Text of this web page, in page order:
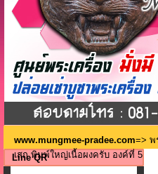
www.mungmee-pradee.com=> พ
เสก พิมพ์ใหญ่เนื้อผงครับ องค์ที่ 5
Line QR